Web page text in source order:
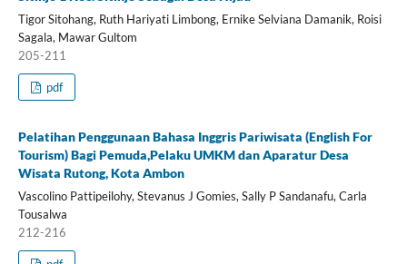
Tigor Sitohang, Ruth Hariyati Limbong, Ernike Selviana Damanik, Roisi
Sagala, Mawar Gultom
205-211
pdf
Pelatihan Penggunaan Bahasa Inggris Pariwisata (English For
Tourism) Bagi Pemuda,Pelaku UMKM dan Aparatur Desa
Wisata Rutong, Kota Ambon
Vascolino Pattipeilohy, Stevanus J Gomies, Sally P Sandanafu, Carla
Tousalwa
212-216